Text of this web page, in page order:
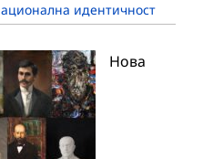
идентичност
Нова